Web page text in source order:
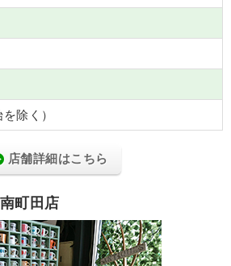
除く）
店舗詳細はこちら
町田店